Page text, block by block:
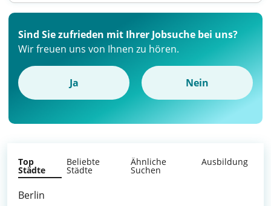
Sind Sie zufrieden mit Ihrer Jobsuche bei uns?
Wir freuen uns von Ihnen zu hören.
Ja Nein
Top
Städte
Beliebte
Städte
Ähnliche
Suchen
Ausbildung
Berlin